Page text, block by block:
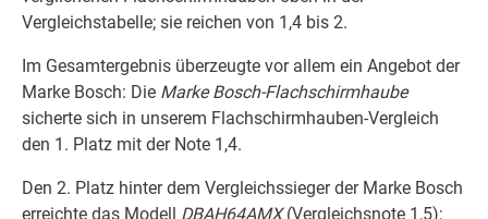
Vergleichstabelle; sie reichen von 1,4 bis 2.
Im Gesamtergebnis überzeugte vor allem ein Angebot der
Marke Bosch: Die Marke Bosch-Flachschirmhaube
sicherte sich in unserem Flachschirmhauben-Vergleich
den 1. Platz mit der Note 1,4.
Den 2. Platz hinter dem Vergleichssieger der Marke Bosch
erreichte das Modell DBAH64AMX(Vergleichsnote 1,5);